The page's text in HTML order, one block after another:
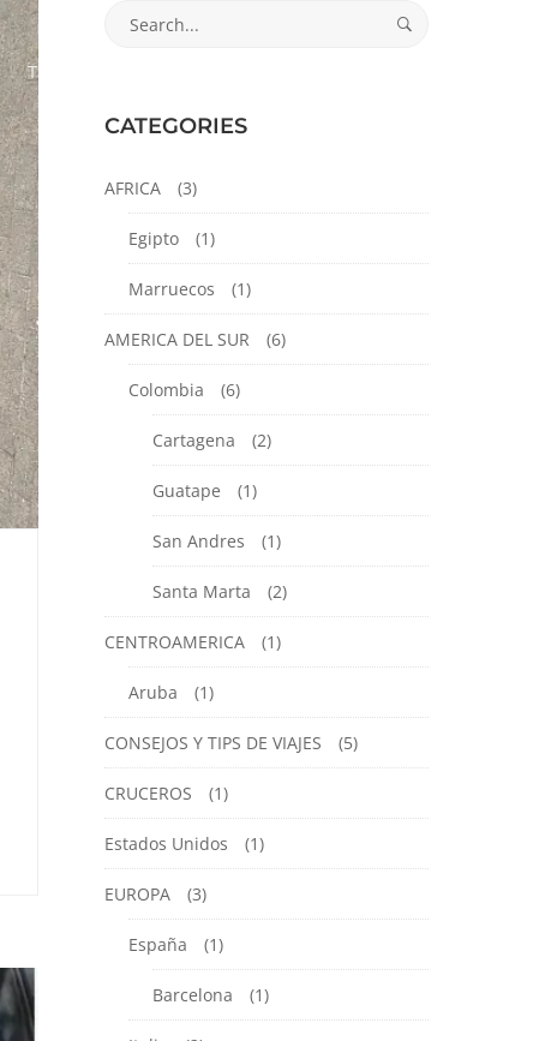
Ticket por el mundo
CATEGORIES
AFRICA (3)
Egipto (1)
Marruecos (1)
AMERICA DEL SUR (6)
Colombia (6)
Cartagena (2)
Guatape (1)
San Andres (1)
Santa Marta (2)
CENTROAMERICA (1)
Aruba (1)
CONSEJOS Y TIPS DE VIAJES (5)
CRUCEROS (1)
Estados Unidos (1)
EUROPA (3)
España (1)
Barcelona (1)